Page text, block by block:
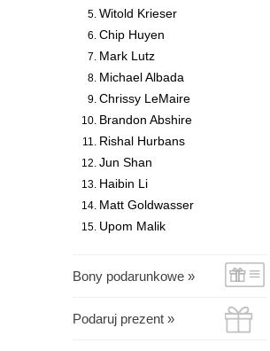
Witold Krieser
Chip Huyen
Mark Lutz
Michael Albada
Chrissy LeMaire
Brandon Abshire
Rishal Hurbans
Jun Shan
Haibin Li
Matt Goldwasser
Upom Malik
Bony podarunkowe »
Podaruj prezent »